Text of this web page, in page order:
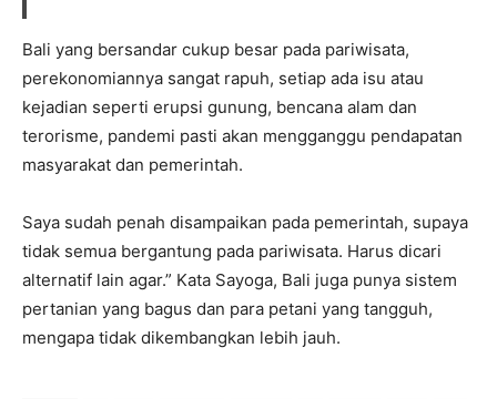
Bali yang bersandar cukup besar pada pariwisata,
perekonomiannya sangat rapuh, setiap ada isu atau
kejadian seperti erupsi gunung, bencana alam dan
terorisme, pandemi pasti akan mengganggu pendapatan
masyarakat dan pemerintah.
Saya sudah penah disampaikan pada pemerintah, supaya
tidak semua bergantung pada pariwisata. Harus dicari
alternatif lain agar.” Kata Sayoga, Bali juga punya sistem
pertanian yang bagus dan para petani yang tangguh,
mengapa tidak dikembangkan lebih jauh.